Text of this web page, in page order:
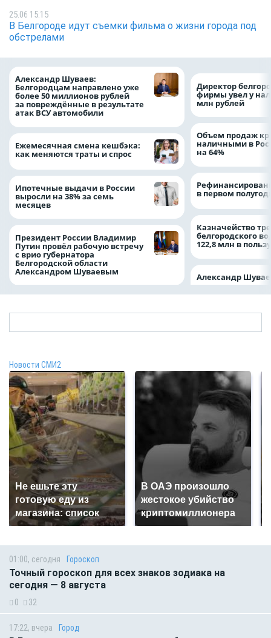
25.06 15:15
В Белгороде идут съемки фильма о жизни города под
обстрелами
Александр Шуваев:
Белгородцам направлено уже
более 50 миллионов рублей
за повреждённые в результате
атак ВСУ автомобили
Ежемесячная смена кешбэка:
как меняются траты и спрос
Ипотечные выдачи в России
выросли на 38% за семь
месяцев
Президент России Владимир
Путин провёл рабочую встречу
с врио губернатора
Белгородской области
Александром Шуваевым
Директор
фирмы увел у
млн рублей
Объем продаж
наличными в
на 64%
в первом
Казначейство
белгородского
122,8 млн в
Александр
Новости СМИ2
Не ешьте эту
готовую еду из
магазина: список
В ОАЭ произошло
жестокое убийство
криптомиллионера
01:00, сегодня Гороскоп
Точный гороскоп для всех знаков зодиака на
сегодня — 8 августа
0 32
17:22, вчера Город